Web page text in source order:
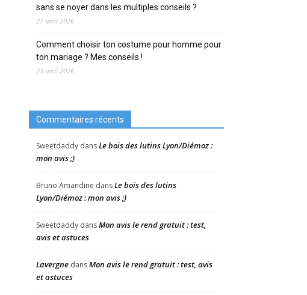
sans se noyer dans les multiples conseils ?
27 avril 2026
Comment choisir ton costume pour homme pour
ton mariage ? Mes conseils !
23 avril 2026
Commentaires récents
Sweetdaddy dansLe bois des lutins Lyon/Diémoz :
mon avis ;)
Bruno Amandine dansLe bois des lutins
Lyon/Diémoz : mon avis ;)
Sweetdaddy dansMon avis le rend gratuit : test,
avis et astuces
Lavergne dansMon avis le rend gratuit : test, avis
et astuces